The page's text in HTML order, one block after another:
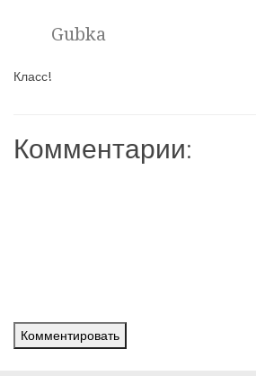
Gubka
Класс!
Комментарии:
Комментировать